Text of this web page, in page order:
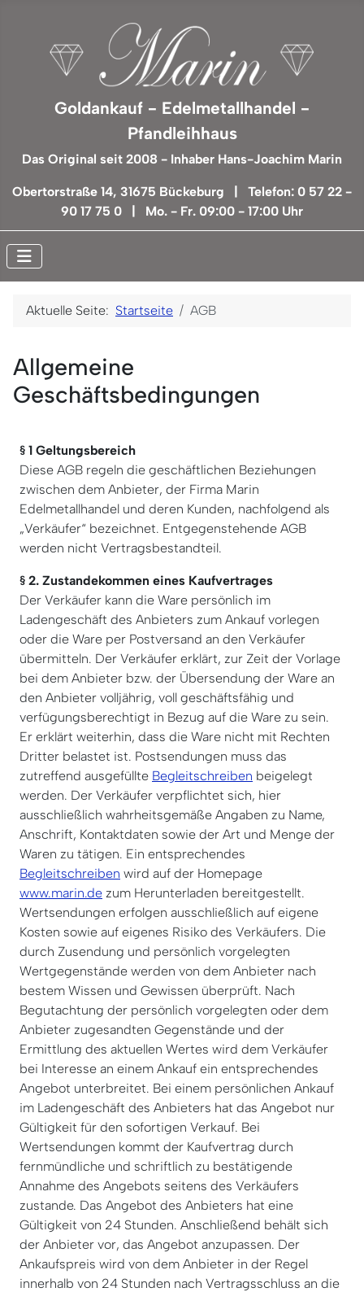
Goldankauf - Edelmetallhandel -
Pfandleihhaus
Das Original seit 2008 - Inhaber Hans-Joachim Marin
Obertorstraße 14, 31675 Bückeburg | Telefon: 0 57 22 -
90 17 75 0 | Mo. - Fr. 09:00 - 17:00 Uhr
Aktuelle Seite: Startseite AGB
Allgemeine
Geschäftsbedingungen
§ 1 Geltungsbereich
Diese AGB regeln die geschäftlichen Beziehungen
zwischen dem Anbieter, der Firma Marin
Edelmetallhandel und deren Kunden, nachfolgend als
„Verkäufer“ bezeichnet. Entgegenstehende AGB
werden nicht Vertragsbestandteil.
§ 2. Zustandekommen eines Kaufvertrages
Der Verkäufer kann die Ware persönlich im
Ladengeschäft des Anbieters zum Ankauf vorlegen
oder die Ware per Postversand an den Verkäufer
übermitteln. Der Verkäufer erklärt, zur Zeit der Vorlage
bei dem Anbieter bzw. der Übersendung der Ware an
den Anbieter volljährig, voll geschäftsfähig und
verfügungsberechtigt in Bezug auf die Ware zu sein.
Er erklärt weiterhin, dass die Ware nicht mit Rechten
Dritter belastet ist. Postsendungen muss das
zutreffend ausgefüllte Begleitschreiben beigelegt
werden. Der Verkäufer verpflichtet sich, hier
ausschließlich wahrheitsgemäße Angaben zu Name,
Anschrift, Kontaktdaten sowie der Art und Menge der
Waren zu tätigen. Ein entsprechendes
Begleitschreiben wird auf der Homepage
www.marin.de zum Herunterladen bereitgestellt.
Wertsendungen erfolgen ausschließlich auf eigene
Kosten sowie auf eigenes Risiko des Verkäufers. Die
durch Zusendung und persönlich vorgelegten
Wertgegenstände werden von dem Anbieter nach
bestem Wissen und Gewissen überprüft. Nach
Begutachtung der persönlich vorgelegten oder dem
Anbieter zugesandten Gegenstände und der
Ermittlung des aktuellen Wertes wird dem Verkäufer
bei Interesse an einem Ankauf ein entsprechendes
Angebot unterbreitet. Bei einem persönlichen Ankauf
im Ladengeschäft des Anbieters hat das Angebot nur
Gültigkeit für den sofortigen Verkauf. Bei
Wertsendungen kommt der Kaufvertrag durch
fernmündliche und schriftlich zu bestätigende
Annahme des Angebots seitens des Verkäufers
zustande. Das Angebot des Anbieters hat eine
Gültigkeit von 24 Stunden. Anschließend behält sich
der Anbieter vor, das Angebot anzupassen. Der
Ankaufspreis wird von dem Anbieter in der Regel
innerhalb von 24 Stunden nach Vertragsschluss an die